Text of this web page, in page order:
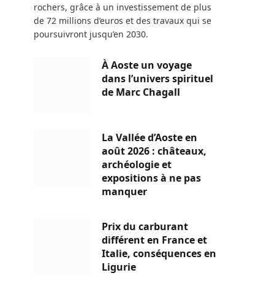
rochers, grâce à un investissement de plus
de 72 millions d’euros et des travaux qui se
poursuivront jusqu’en 2030.
À Aoste un voyage
dans l’univers spirituel
de Marc Chagall
La Vallée d’Aoste en
août 2026 : châteaux,
archéologie et
expositions à ne pas
manquer
Prix du carburant
différent en France et
Italie, conséquences en
Ligurie